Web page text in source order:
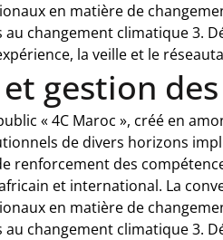
en matière de
changement climatique 3.
la veille et le
gestion
« 4C Maroc », créé en
de divers horizons
renforcement des
et international. La
en matière de
changement climatique 3.